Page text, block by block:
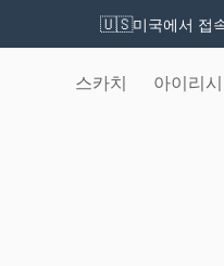
🇺🇸미국에서 접
스카치 아이리시